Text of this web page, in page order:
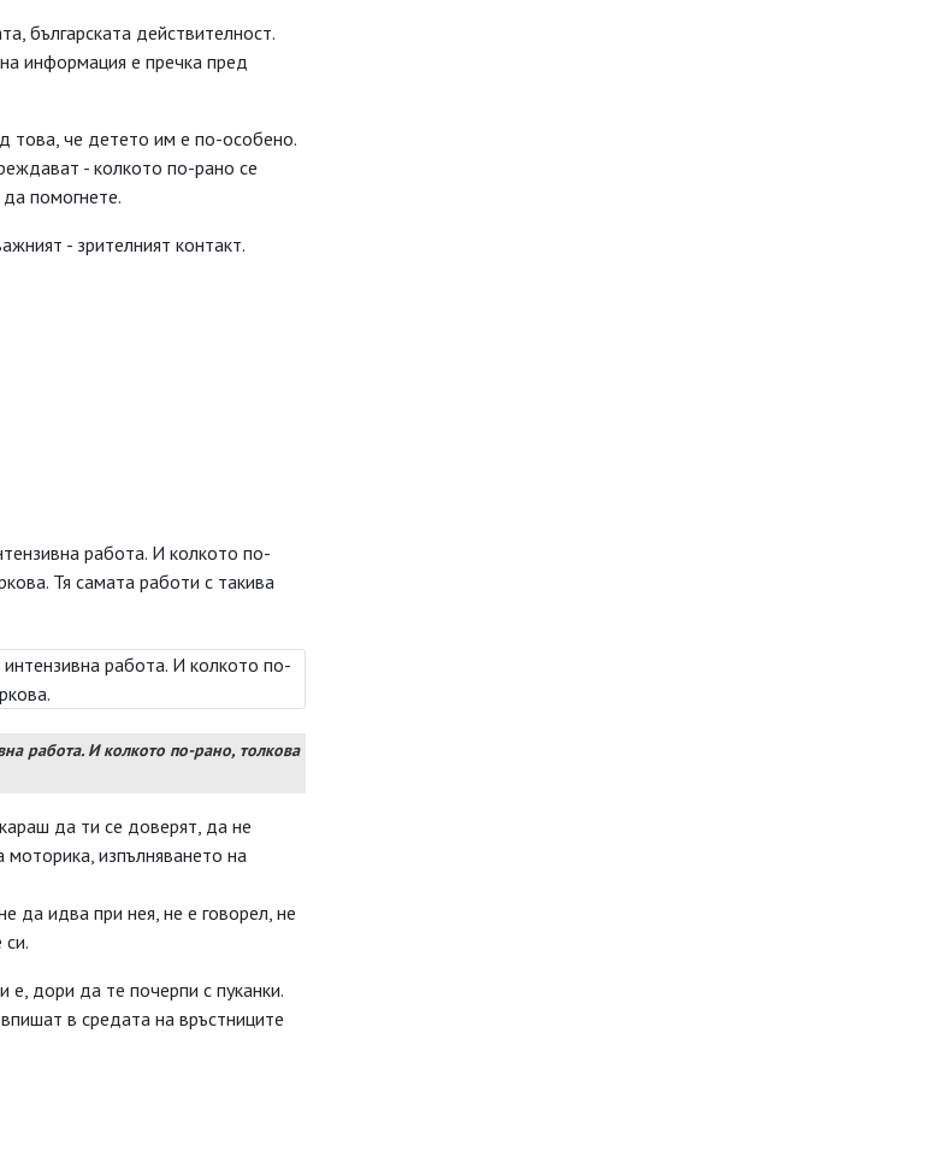
българската действителност.
информация е пречка пред
това, че детето им е по-особено.
- колкото по-рано се
помогнете.
- зрителният контакт.
работа. И колкото по-
Тя самата работи с такива
работа. И колкото по-рано, толкова
да ти се доверят, да не
изпълняването на
да идва при нея, не е говорел, не
е, дори да те почерпи с пуканки.
в средата на връстниците